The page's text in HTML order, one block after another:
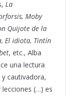
La
Moby
Quijote de la
El idiota, Tintín
, etc., Alba
una lectura
cautivadora,
lecciones (…) es